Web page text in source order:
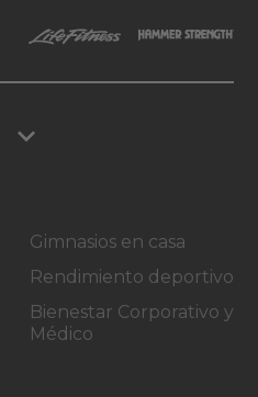
Gimnasios en casa
Rendimiento deportivo
Bienestar Corporativo y
Médico